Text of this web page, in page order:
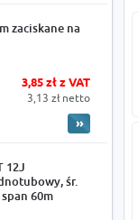
zaciskane na
3,85 zł z VAT
3,13 zł netto
12J
śr.
span 60m